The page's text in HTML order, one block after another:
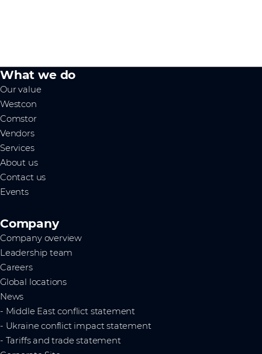
What we do
Our value
Westcon
Comstor
Vendors
Services
About us
Contact us
Events
Company
Company overview
Leadership team
Careers
Global locations
News
- Middle East conflict statement
- Ukraine conflict impact statement
- Tariffs and trade statement